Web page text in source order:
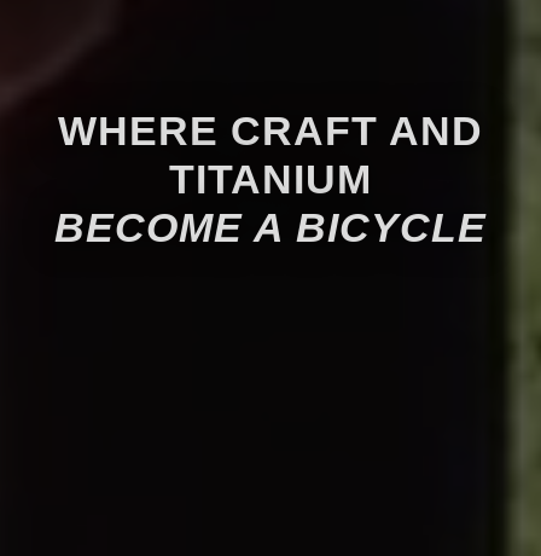
WHERE CRAFT AND
TITANIUM
BECOME A BICYCLE